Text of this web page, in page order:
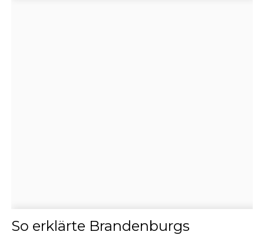
So erklärte Brandenburgs